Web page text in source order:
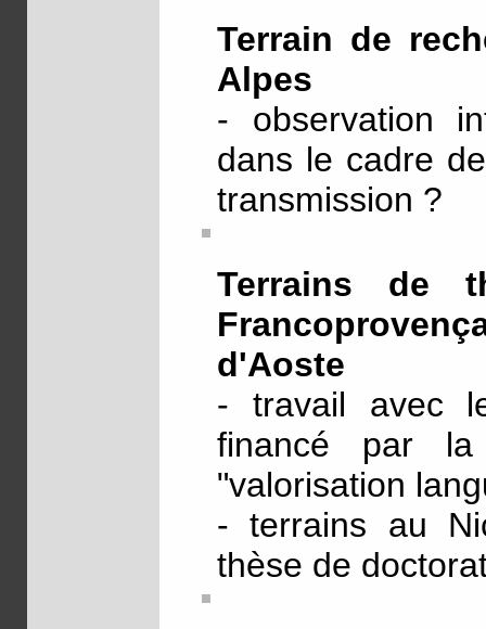
Terrain de
Alpes
- observation
dans le cadre
transmission ?
Terrains de
d'Aoste
- travail avec
financé par
"valorisation
- terrains au
thèse de